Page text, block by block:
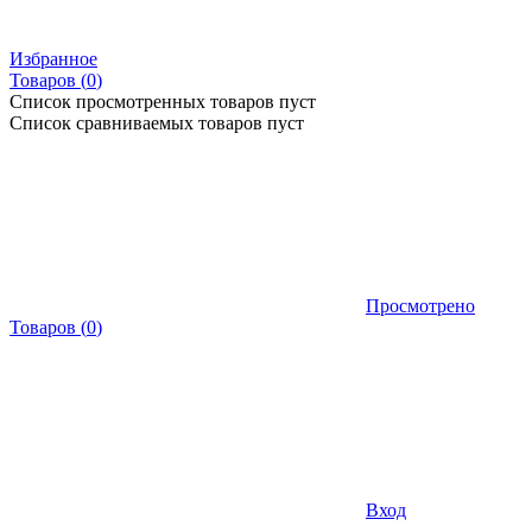
Избранное
Товаров (0)
Список просмотренных товаров пуст
Список сравниваемых товаров пуст
Просмотрено
Товаров (0)
Вход